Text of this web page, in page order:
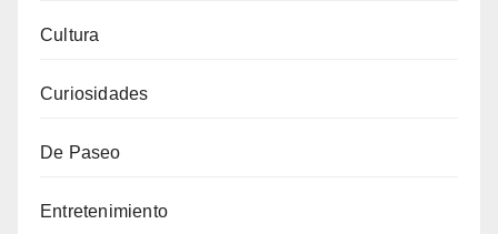
Cultura
Curiosidades
De Paseo
Entretenimiento